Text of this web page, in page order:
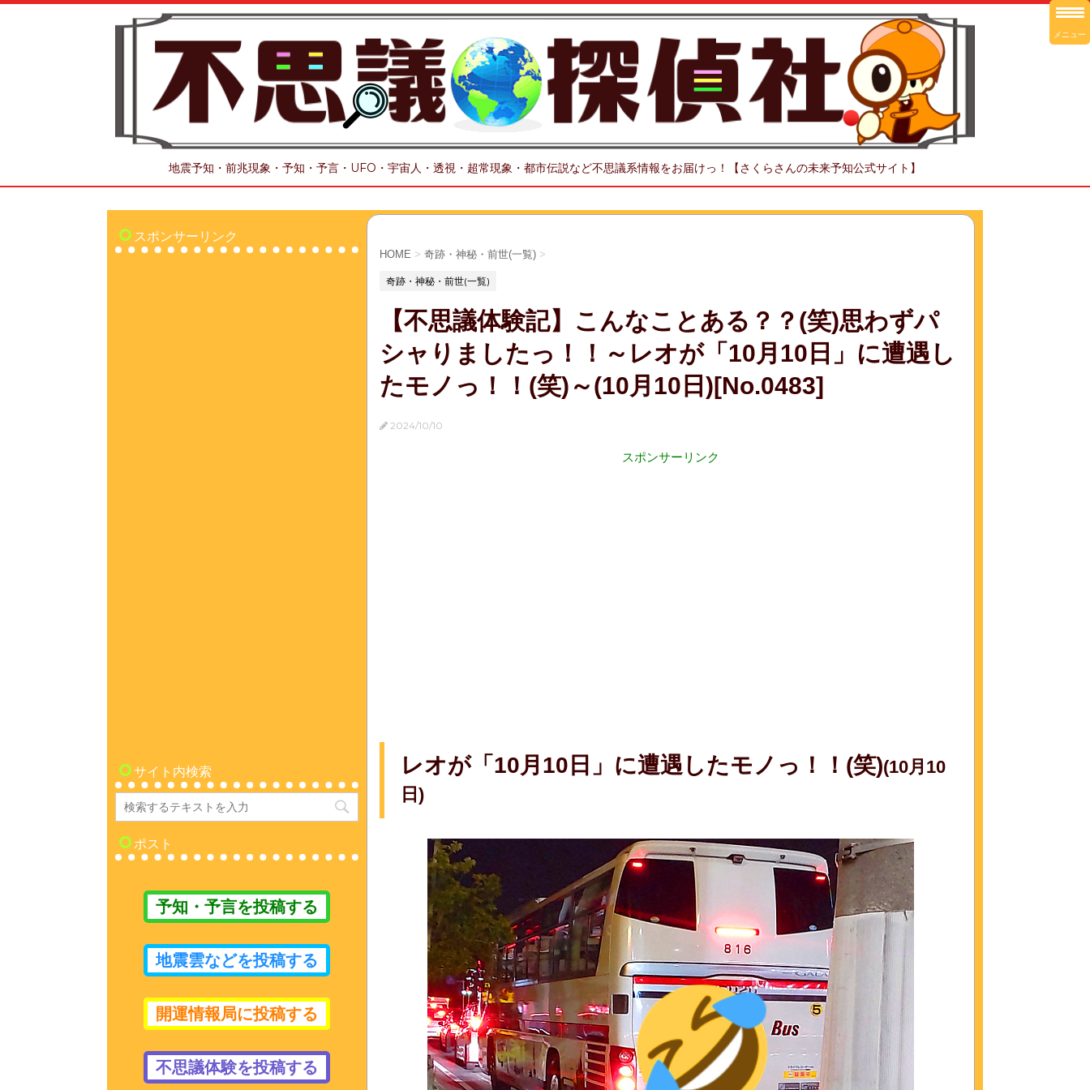
地震予知・前兆現象・予知・予言・UFO・宇宙人・透視・超常現象・都市伝説など不思議系情報をお届けっ！【さくらさんの未来予知公式サイト】
HOME > 奇跡・神秘・前世(一覧) >
奇跡・神秘・前世(一覧)
【不思議体験記】こんなことある？？(笑)思わずパ
シャりましたっ！！～レオが「10月10日」に遭遇し
たモノっ！！(笑)～(10月10日)[No.0483]
2024/10/10
スポンサーリンク
レオが「10月10日」に遭遇したモノっ！！(笑)(10月10
日)
スポンサーリンク
サイト内検索
ポスト
予知・予言を投稿する
地震雲などを投稿する
開運情報局に投稿する
不思議体験を投稿する
メニュー